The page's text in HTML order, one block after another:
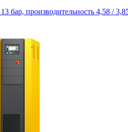
бар, производительность 4,58 /